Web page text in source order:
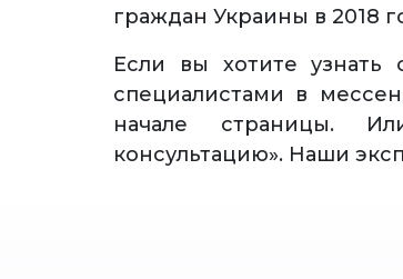
граждан Украины в 2018
Если вы хотите
специалистами в
начале страницы.
консультацию». Наши